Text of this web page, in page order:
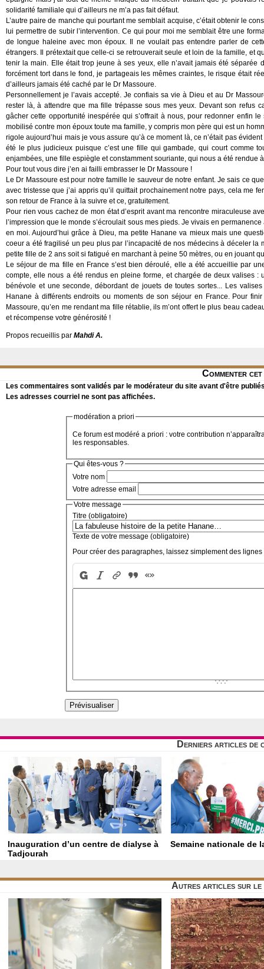
solidarité familiale qui d’ailleurs ne m’a pas fait défaut.
L’autre paire de manche qui pourtant me semblait acquise, c’était obtenir le
lui permettre de subir l’intervention. Ce qui pour moi me semblait être une
de longue haleine avec mon époux. Il ne voulait pas entendre parler de
étrangers. Il prétextait que celle-ci se retrouverait seule et loin de la famille, et
tenir la main. Elle était trop jeune à ses yeux, elle n’avait jamais été
forcément tort dans le fond, je partageais les mêmes craintes, le risque était
d’ailleurs jamais été caché par le Dr Massoure.
Personnellement je l’avais accepté. Je confiais sa vie à Dieu et au Dr
rester là, à attendre que ma fille trépasse sous mes yeux. Devant son refus
gâcher cette opportunité inespérée qui s’offrait à nous, pour redonner enfin
mobilisé contre mon époux toute ma famille, y compris mon père qui est un
rigole aujourd’hui mais je vous assure qu’à ce moment là, ce n’était pas
été le plus judicieux puisque c’est une fille qui gambade, qui court comme
enjambées, une fille espiègle et constamment souriante, qui nous a été rendue
Pour tout vous dire j’en ai failli embrasser le Dr Massoure !
Le Dr Massoure est pour notre famille le sauveur de notre enfant. Je sais ce
avec tristesse que j’ai appris qu’il quittait prochainement notre pays, cela me
son retour de France à la suivre et ce, gratuitement.
Pour rien vous cachez de mon état d’esprit avant ma rencontre miraculeuse
l’impression que le monde s’écroulait sous mes pieds. Je vivais en
en moi. Aujourd’hui grâce à Dieu, ma petite Hanane va mieux mais une
coeur a été fragilisé un peu plus par l’incapacité de nos médecins à déceler la
petite fille de 2 ans soit si fatigué en marchant à peine 50 mètres, ou en jouant
Le séjour de ma fille en France s’est bien déroulé, elle a été accueillie par
compte, elle nous a été rendus en pleine forme, et chargée de deux valises :
bénévole et une seconde, débordant de jouets de toutes sortes... Les
Hanane à différents endroits ou moments de son séjour en France. Pour
Massoure, qu’en me rendant ma fille rétablie, ils m’ont offert le plus beau
et récompense votre générosité !
Propos recueillis par Mahdi A.
Commenter
Les commentaires sont validés par le modérateur du site avant d'être
Les adresses courriel ne sont pas affichées.
modération a priori
Ce forum est modéré a priori : votre contribution
les responsables.
Qui êtes-vous ?
Votre nom
Votre adresse email
Votre message
Titre (obligatoire)
Texte de votre message (obligatoire)
Pour créer des paragraphes, laissez simplement des lignes
Derniers articles de
Inauguration d’un centre de dialyse à
Tadjourah
Semaine nationale de
Autres articles sur le